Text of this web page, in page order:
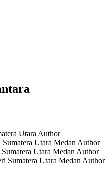
Utara Author
Utara Medan Author
Utara Medan Author
Sumatera Utara Medan Author